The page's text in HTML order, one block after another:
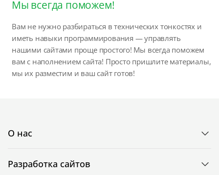
Мы всегда поможем!
Вам не нужно разбираться в технических тонкостях и
иметь навыки программирования — управлять
нашими сайтами проще простого! Мы всегда поможем
вам с наполнением сайта! Просто пришлите материалы,
мы их разместим и ваш сайт готов!
О нас
Разработка сайтов